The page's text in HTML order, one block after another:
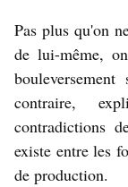
Pas plus qu'on
de lui-même,
contraire,
contradictions
existe entre les
de production.